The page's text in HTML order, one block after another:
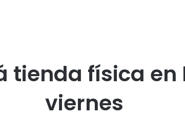
tienda física en
viernes